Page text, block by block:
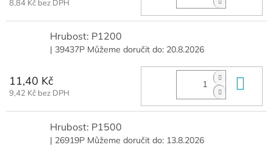
8,84 Kč bez DPH
Hrubost: P1200
| 39437P Můžeme doručit do: 20.8.2026
11,40 Kč
9,42 Kč bez DPH
Hrubost: P1500
| 26919P Můžeme doručit do: 13.8.2026